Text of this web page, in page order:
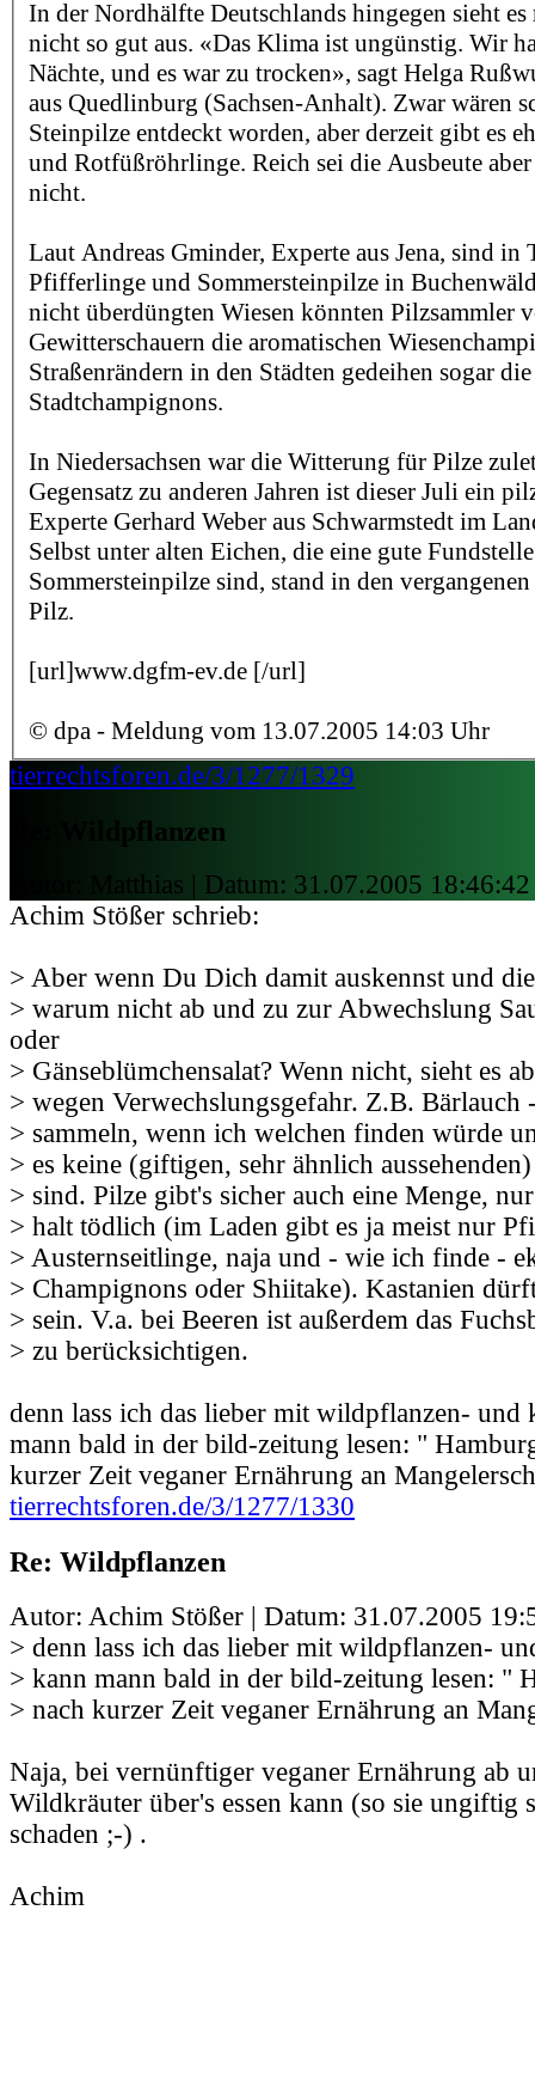
In der Nordhälfte Deutschlands hingegen sieht
nicht so gut aus. «Das Klima ist ungünstig. Wir
Nächte, und es war zu trocken», sagt Helga
aus Quedlinburg (Sachsen-Anhalt). Zwar wären
Steinpilze entdeckt worden, aber derzeit gibt es
und Rotfüßröhrlinge. Reich sei die Ausbeute
nicht.
Laut Andreas Gminder, Experte aus Jena, sind in
Pfifferlinge und Sommersteinpilze in
nicht überdüngten Wiesen könnten Pilzsammler
Gewitterschauern die aromatischen
Straßenrändern in den Städten gedeihen sogar
Stadtchampignons.
In Niedersachsen war die Witterung für Pilze
Gegensatz zu anderen Jahren ist dieser Juli ein
Experte Gerhard Weber aus Schwarmstedt im
Selbst unter alten Eichen, die eine gute
Sommersteinpilze sind, stand in den
Pilz.
[url]www.dgfm-ev.de [/url]
© dpa - Meldung vom 13.07.2005 14:03 Uhr
tierrechtsforen.de/3/1277/1329
Re: Wildpflanzen
Autor: Matthias | Datum: 31.07.2005 18:46:42
Achim Stößer schrieb:
> Aber wenn Du Dich damit auskennst und
> warum nicht ab und zu zur Abwechslung
oder
> Gänseblümchensalat? Wenn nicht, sieht es
> wegen Verwechslungsgefahr. Z.B. Bärlauch
> sammeln, wenn ich welchen finden würde
> es keine (giftigen, sehr ähnlich
> sind. Pilze gibt's sicher auch eine Menge,
> halt tödlich (im Laden gibt es ja meist nur
> Austernseitlinge, naja und - wie ich finde -
> Champignons oder Shiitake). Kastanien
> sein. V.a. bei Beeren ist außerdem das
> zu berücksichtigen.
denn lass ich das lieber mit wildpflanzen- und
mann bald in der bild-zeitung lesen: "
kurzer Zeit veganer Ernährung an
tierrechtsforen.de/3/1277/1330
Re: Wildpflanzen
Autor: Achim Stößer | Datum: 31.07.2005
> denn lass ich das lieber mit wildpflanzen-
> kann mann bald in der bild-zeitung lesen: "
> nach kurzer Zeit veganer Ernährung an
Naja, bei vernünftiger veganer Ernährung ab
Wildkräuter über's essen kann (so sie ungiftig
schaden ;-) .
Achim